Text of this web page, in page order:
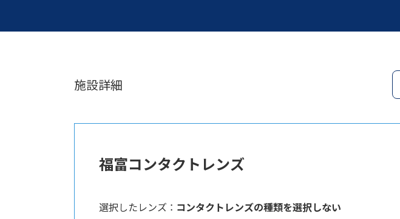
施設詳細
福富コンタクトレンズ
選択したレンズ ： コンタクトレンズの種類を選択しない